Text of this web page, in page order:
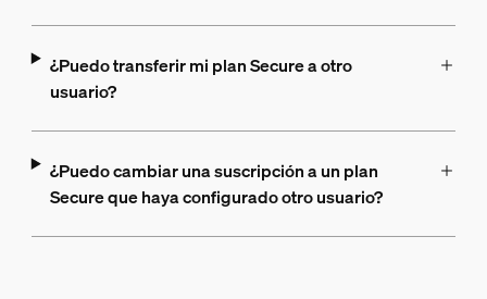
¿Puedo transferir mi plan Secure a otro
usuario?
¿Puedo cambiar una suscripción a un plan
Secure que haya configurado otro usuario?